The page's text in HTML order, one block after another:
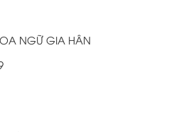
NGỮ GIA HÂN